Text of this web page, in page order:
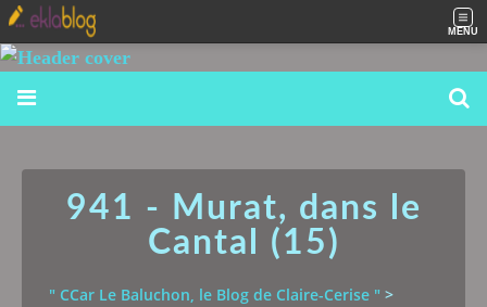
MENU
941 - Murat, dans le
Cantal (15)
" CCar Le Baluchon, le Blog de Claire-Cerise " >